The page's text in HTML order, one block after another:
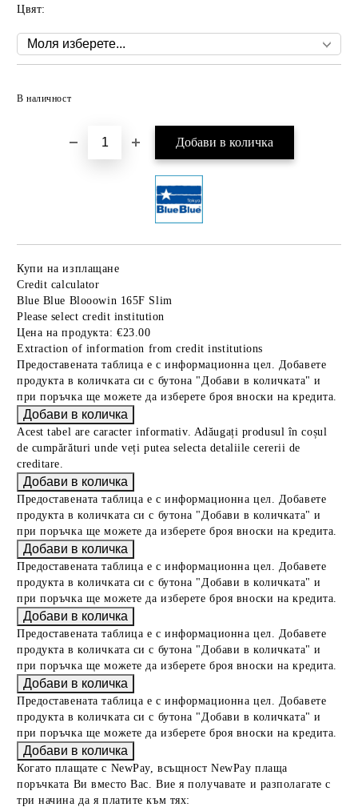
Цвят:
В наличност
Купи на изплащане
Credit calculator
Blue Blue Blooowin 165F Slim
Please select credit institution
Цена на продукта: €23.00
Extraction of information from credit institutions
Предоставената таблица е с информационна цел. Добавете
продукта в количката си с бутона "Добави в количката" и
при поръчка ще можете да изберете броя вноски на кредита.
Acest tabel are caracter informativ. Adăugați produsul în coșul
de cumpărături unde veți putea selecta detaliile cererii de
creditare.
Предоставената таблица е с информационна цел. Добавете
продукта в количката си с бутона "Добави в количката" и
при поръчка ще можете да изберете броя вноски на кредита.
Предоставената таблица е с информационна цел. Добавете
продукта в количката си с бутона "Добави в количката" и
при поръчка ще можете да изберете броя вноски на кредита.
Предоставената таблица е с информационна цел. Добавете
продукта в количката си с бутона "Добави в количката" и
при поръчка ще можете да изберете броя вноски на кредита.
Предоставената таблица е с информационна цел. Добавете
продукта в количката си с бутона "Добави в количката" и
при поръчка ще можете да изберете броя вноски на кредита.
Когато плащате с NewPay, всъщност NewPay плаща
поръчката Ви вместо Вас. Вие я получавате и разполагате с
три начина да я платите към тях: